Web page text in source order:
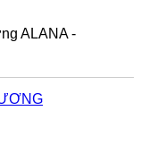
ALANA -